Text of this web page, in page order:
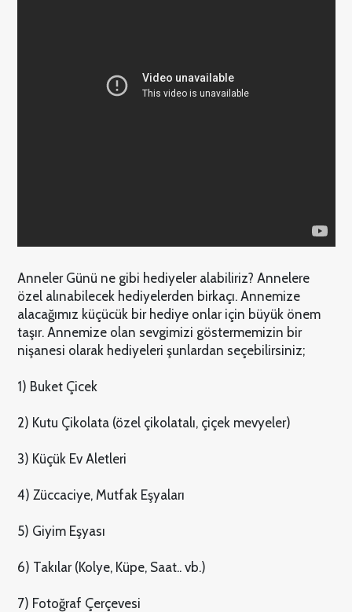
Anneler Günü ne gibi hediyeler alabiliriz? Annelere
özel alınabilecek hediyelerden birkaçı. Annemize
alacağımız küçücük bir hediye onlar için büyük önem
taşır. Annemize olan sevgimizi göstermemizin bir
nişanesi olarak hediyeleri şunlardan seçebilirsiniz;
1) Buket Çicek
2) Kutu Çikolata (özel çikolatalı, çiçek mevyeler)
3) Küçük Ev Aletleri
4) Züccaciye, Mutfak Eşyaları
5) Giyim Eşyası
6) Takılar (Kolye, Küpe, Saat.. vb.)
7) Fotoğraf Çerçevesi